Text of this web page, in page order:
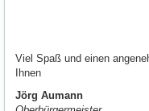
Viel Spaß und einen
Ihnen
Jörg Aumann